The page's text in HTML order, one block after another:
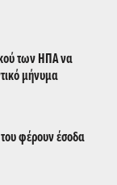
των ΗΠΑ να
μήνυμα
φέρουν έσοδα